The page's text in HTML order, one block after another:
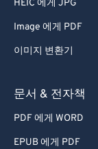
HEIC 에게 JPG
Image 에게 PDF
이미지 변환기
문서 & 전자책
PDF 에게 WORD
EPUB 에게 PDF